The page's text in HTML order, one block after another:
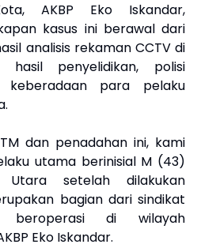
AKBP Eko Iskandar,
kasus ini berawal dari
analisis rekaman CCTV di
hasil penyelidikan, polisi
keberadaan para pelaku
dan penadahan ini, kami
utama berinisial M (43)
setelah dilakukan
bagian dari sindikat
di wilayah
Eko Iskandar.